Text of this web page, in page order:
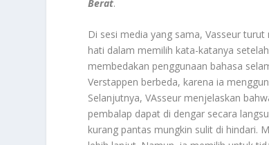
Berat.
Di sesi media yang sama, Vasseur
hati dalam memilih kata-katanya
membedakan penggunaan bahasa
Verstappen berbeda, karena ia
Selanjutnya, VAsseur menjelaskan
pembalap dapat di dengar secara
kurang pantas mungkin sulit di hindari.